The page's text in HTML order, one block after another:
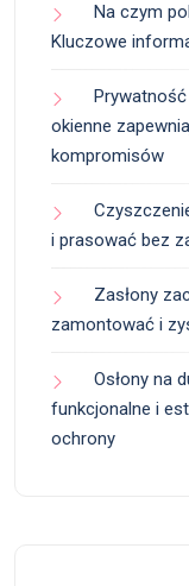
Na czym
Kluczowe
okienne
kompromisów
i prasować bez
Zasłony
zamontować i
Osłony na
funkcjonalne i
ochrony